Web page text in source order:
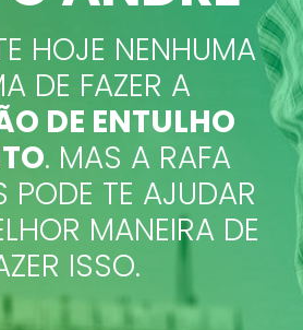
HOJE NENHUMA
DE FAZER A
DE ENTULHO
. MAS A RAFA
PODE TE AJUDAR
MANEIRA DE
ISSO.